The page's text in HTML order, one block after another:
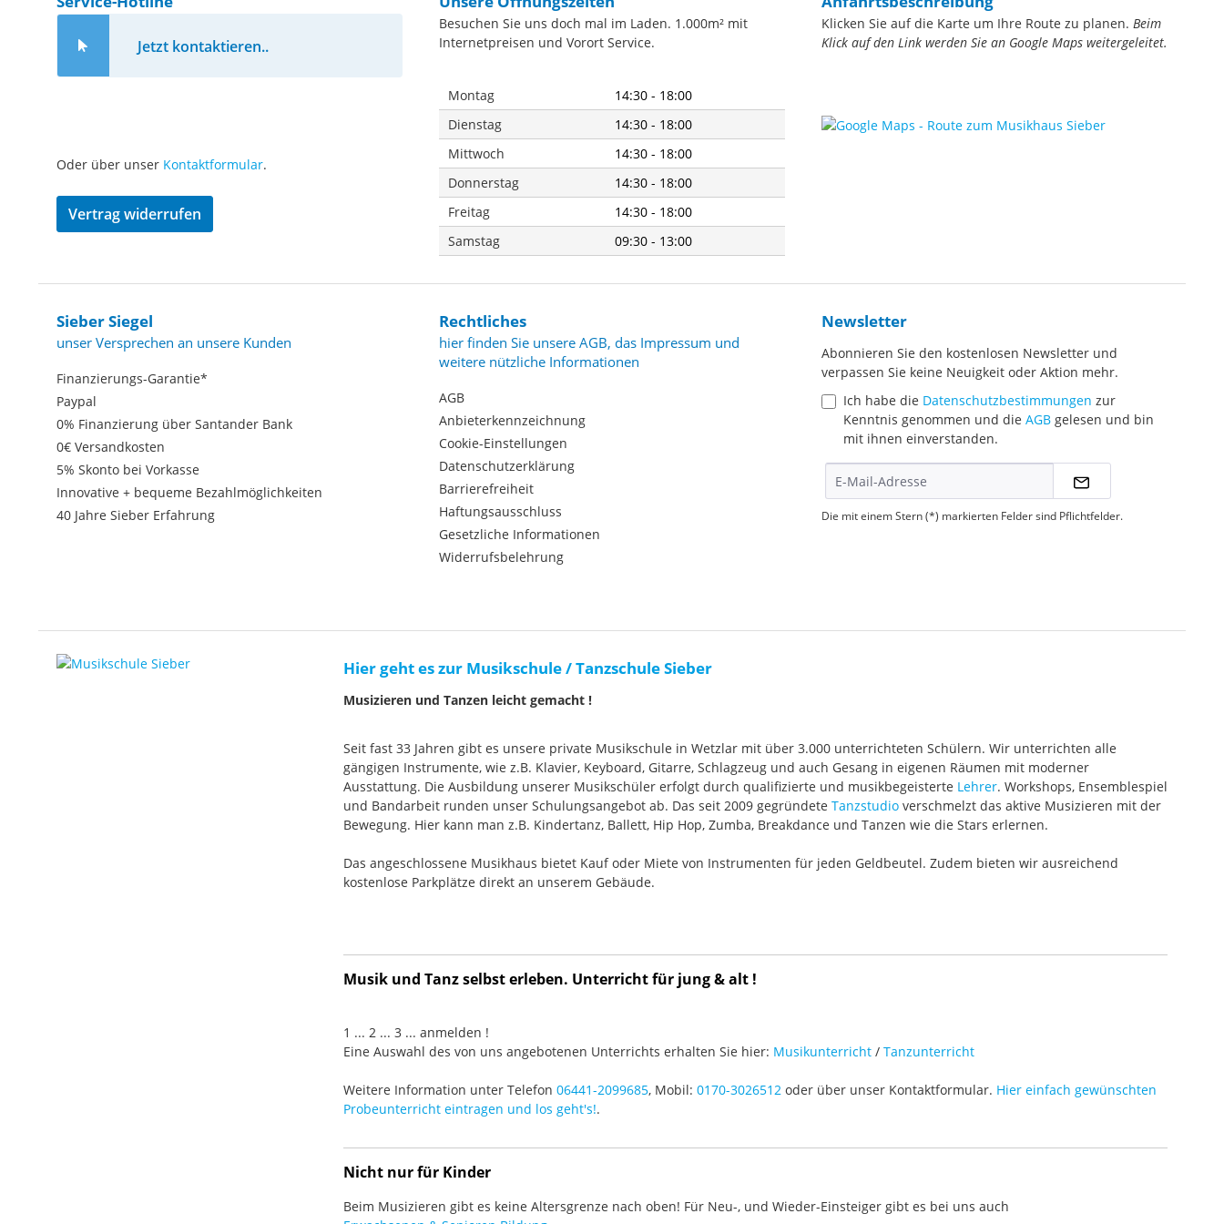
Macs und PCsMikrofon-
Klinkeneingang mit Vorverstärker,
48-V-Phantomspeisung, 20-dB-
Phantomspeisung und -20-dB-
Dämpfung Inklusive AudioDesk -
eine funktionsvielfältige Audio
WorkstationGitarreneingang mit
Dämpfung von 20 dB und Precision
Digital Trim 3- oder 4-Segment-
LED-Anzeigen für alle Eingänge
und Ausgänge Software für Mac
OS X, USB-Kabel inklusive, Micro
USB-Kabel mit Netzanschluss für
iOS-Nutzung inklusiveAnaloger
symmetrischer Klinke oder Stereo-
Audio (88.2 und 96 kHz)Analoger
Stereo-Linepegel-Ausgang (Main-
Out) auf symmetrischen
Klinken CueMix FX - latenzfreies
EffektenStereo-Linepegel-
Miniklinken-Ausgang S/PDIF-
Digital-Ausgang auf Chinch-Buchse
(spiegelt Main-Out)7-bandiger
parametrischer Equalizer und
Jetzt kontaktieren..
Oder über unser Kontaktformular.
Vertrag widerrufen
Besuchen Sie uns doch mal im Laden. 1.000m² mit
Internetpreisen und Vorort Service.
Montag
14:30 - 18:00
Dienstag
14:30 - 18:00
Mittwoch
14:30 - 18:00
Donnerstag
14:30 - 18:00
Freitag
14:30 - 18:00
Samstag
09:30 - 13:00
Klicken Sie auf die Karte um Ihre Route zu planen. Beim
Klick auf den Link werden Sie an Google Maps weitergeleitet.
Sieber Siegel
unser Versprechen an unsere Kunden
Finanzierungs-Garantie*
Paypal
0% Finanzierung über Santander Bank
0€ Versandkosten
5% Skonto bei Vorkasse
Innovative + bequeme Bezahlmöglichkeiten
40 Jahre Sieber Erfahrung
Rechtliches
hier finden Sie unsere AGB, das Impressum und
weitere nützliche Informationen
AGB
Anbieterkennzeichnung
Cookie-Einstellungen
Datenschutzerklärung
Barrierefreiheit
Haftungsausschluss
Gesetzliche Informationen
Widerrufsbelehrung
Newsletter
Abonnieren Sie den kostenlosen Newsletter und
verpassen Sie keine Neuigkeit oder Aktion mehr.
Ich habe die Datenschutzbestimmungen zur
Kenntnis genommen und die AGB gelesen und bin
mit ihnen einverstanden.
Die mit einem Stern (*) markierten Felder sind Pflichtfelder.
Hier geht es zur Musikschule / Tanzschule Sieber
Musizieren und Tanzen leicht gemacht !
Seit fast 33 Jahren gibt es unsere private Musikschule in Wetzlar mit über 3.000 unterrichteten Schülern. Wir unterrichten alle
gängigen Instrumente, wie z.B. Klavier, Keyboard, Gitarre, Schlagzeug und auch Gesang in eigenen Räumen mit moderner
Ausstattung. Die Ausbildung unserer Musikschüler erfolgt durch qualifizierte und musikbegeisterte Lehrer. Workshops, Ensemblespiel
und Bandarbeit runden unser Schulungsangebot ab. Das seit 2009 gegründete Tanzstudio verschmelzt das aktive Musizieren mit der
Bewegung. Hier kann man z.B. Kindertanz, Ballett, Hip Hop, Zumba, Breakdance und Tanzen wie die Stars erlernen.
Das angeschlossene Musikhaus bietet Kauf oder Miete von Instrumenten für jeden Geldbeutel. Zudem bieten wir ausreichend
kostenlose Parkplätze direkt an unserem Gebäude.
Musik und Tanz selbst erleben. Unterricht für jung & alt !
1 ... 2 ... 3 ... anmelden !
Eine Auswahl des von uns angebotenen Unterrichts erhalten Sie hier: Musikunterricht / Tanzunterricht
Weitere Information unter Telefon 06441-2099685, Mobil: 0170-3026512 oder über unser Kontaktformular. Hier einfach gewünschten
Probeunterricht eintragen und los geht's!.
Nicht nur für Kinder
Beim Musizieren gibt es keine Altersgrenze nach oben! Für Neu-, und Wieder-Einsteiger gibt es bei uns auch